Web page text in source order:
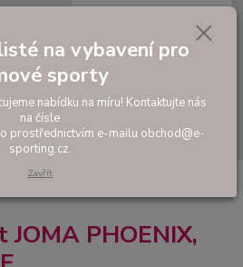
Hledat
0,00 Kč
oblečení
WHITE
PHOENIX,
na vybavení pro
sporty
nabídku na míru! Kontaktujte nás
na čísle
prostřednictvím e-mailu obchod@e-
sporting.cz.
Zavřít